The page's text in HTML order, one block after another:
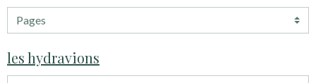
les hydravions